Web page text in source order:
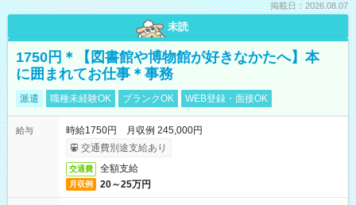
掲載日：2026.08.07
未読
1750円＊【図書館や博物館が好きなかたへ】本
に囲まれてお仕事＊事務
派遣 職種未経験OK ブランクOK WEB登録・面接OK
給与
時給1750円 月収例 245,000円
交通費別途支給あり
交通費 全額支給
月収例 20～25万円